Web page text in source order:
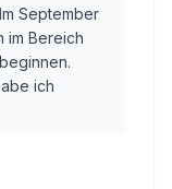
September
im Bereich
ich